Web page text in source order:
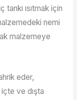
tankı ısıtmak için
nemi
malzemeye
eder,
ve dışta